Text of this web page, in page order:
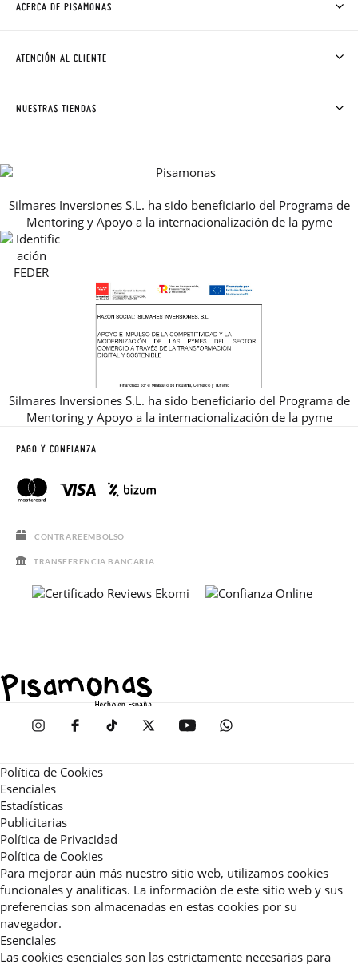
ACERCA DE PISAMONAS
CÓMO COMPRAR
AVISO LEGAL, PRIVACIDAD Y COOKIES
GUIA DE TALLAS
REBAJAS
ATENCIÓN AL CLIENTE
NUESTRAS TIENDAS
Silmares Inversiones S.L. ha sido beneficiario del Programa de
Mentoring y Apoyo a la internacionalización de la pyme
Silmares Inversiones S.L. ha sido beneficiario del Programa de
Mentoring y Apoyo a la internacionalización de la pyme
PAGO Y CONFIANZA
CONTRAREEMBOLSO
TRANSFERENCIA BANCARIA
Política de Cookies
Esenciales
Estadísticas
Publicitarias
Política de Privacidad
Política de Cookies
Para mejorar aún más nuestro sitio web, utilizamos cookies
funcionales y analíticas. La información de este sitio web y sus
preferencias son almacenadas en estas cookies por su
navegador.
Esenciales
Las cookies esenciales son las estrictamente necesarias para